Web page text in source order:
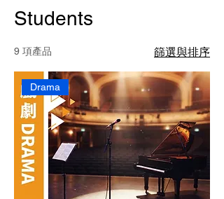
Students
9 項產品 篩選與排序
Drama